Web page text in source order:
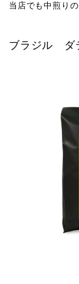
当店でも中煎り
ブラジル ダ